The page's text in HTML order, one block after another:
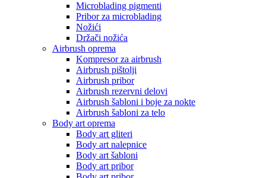
Microblading pigmenti
Pribor za microblading
Nožići
Držači nožića
Airbrush oprema
Kompresor za airbrush
Airbrush pištolji
Airbrush pribor
Airbrush rezervni delovi
Airbrush šabloni i boje za nokte
Airbrush šabloni za telo
Body art oprema
Body art gliteri
Body art nalepnice
Body art šabloni
Body art pribor